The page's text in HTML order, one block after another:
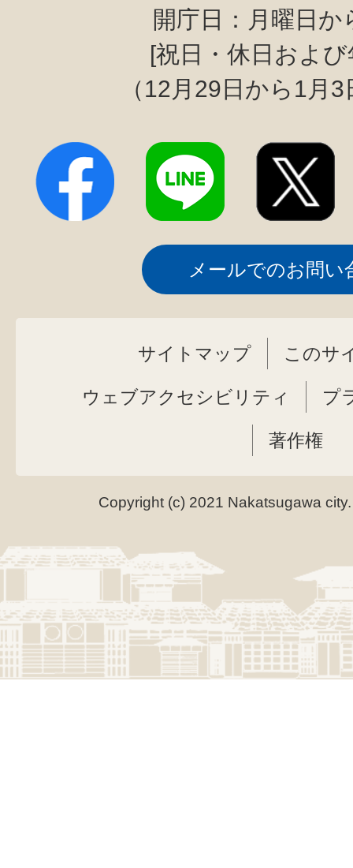
開庁日：月曜日か
[祝日・休日およ
（12月29日から1月
メールでのお問い
サイトマップ このサ
ウェブアクセシビリティ プ
著作権
Copyright (c) 2021 Nakatsugawa